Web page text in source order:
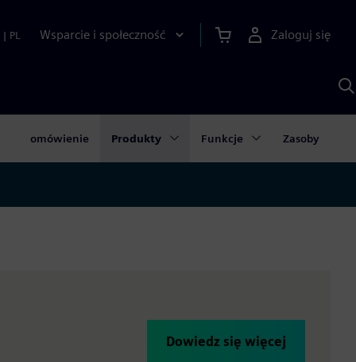
| PL Wsparcie i społeczność Zaloguj się
omówienie Produkty Funkcje Zasoby
Dowiedz się więcej